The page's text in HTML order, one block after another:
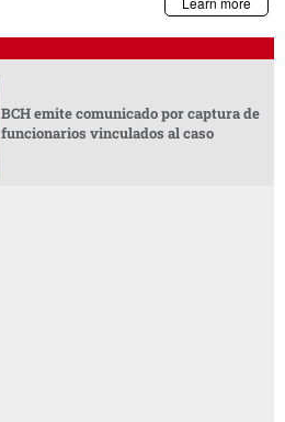
BCH emite comunicado por captura de
funcionarios vinculados al caso